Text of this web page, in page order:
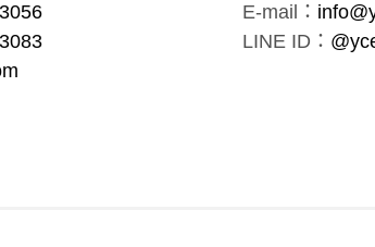
E-mail：
LINE ID：